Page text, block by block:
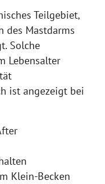
Teilgebiet,
des Mastdarms
Solche
Lebensalter
ist angezeigt bei
Klein-Becken